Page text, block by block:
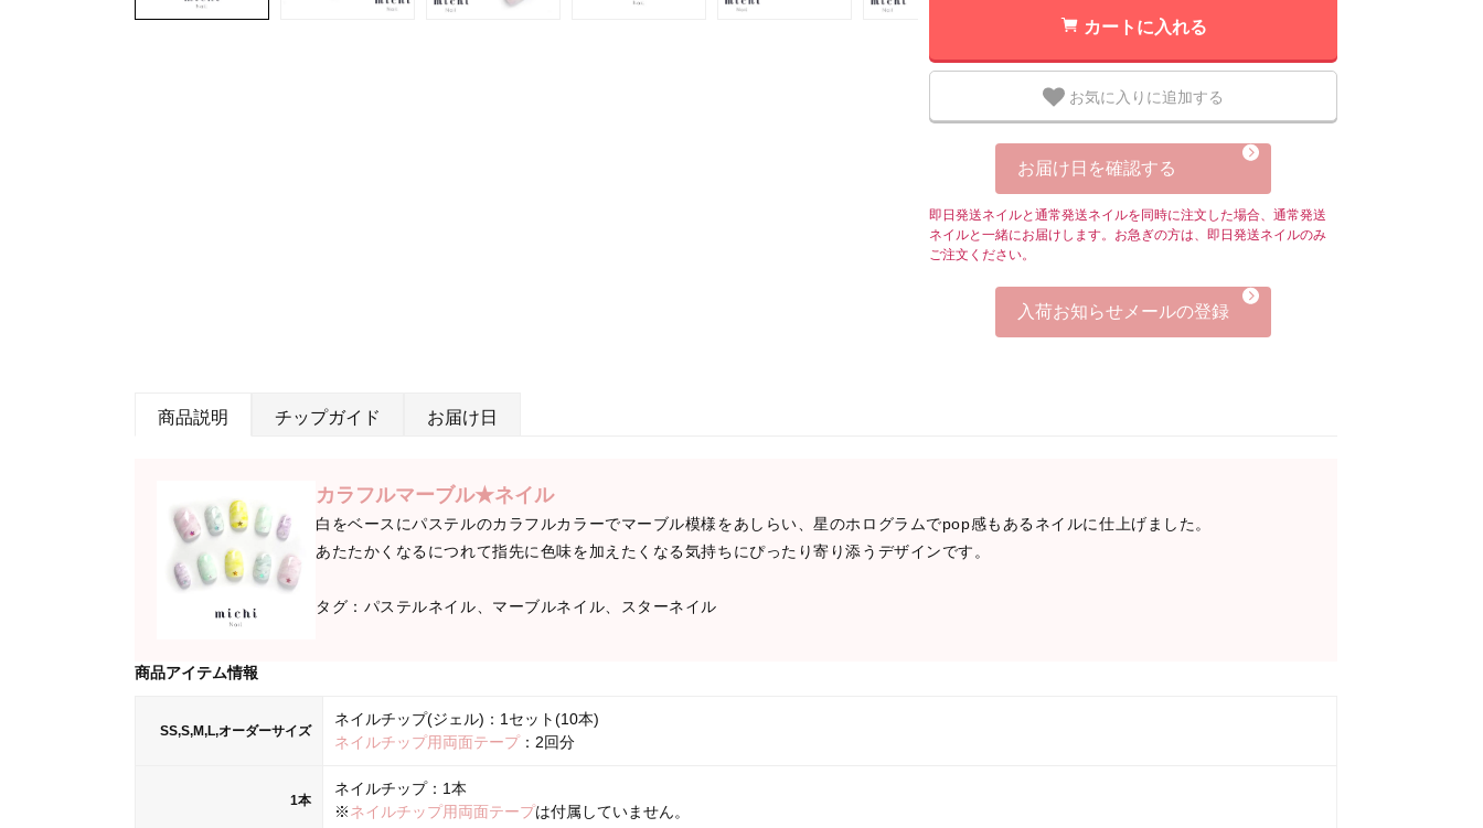
カートに入れる
お気に入りに追加する
お届け日を確認する
即日発送ネイルと通常発送ネイルを同時に注文した場合、通常発送
ネイルと一緒にお届けします。お急ぎの方は、即日発送ネイルのみ
ご注文ください。
入荷お知らせメールの登録
商品説明 チップガイド お届け日
カラフルマーブル★ネイル
白をベースにパステルのカラフルカラーでマーブル模様をあしらい、星のホログラムでpop感もあるネイルに仕上げました。
あたたかくなるにつれて指先に色味を加えたくなる気持ちにぴったり寄り添うデザインです。
タグ：パステルネイル、マーブルネイル、スターネイル
商品アイテム情報
SS,S,M,L,オーダーサイズ
ネイルチップ(ジェル)：1セット(10本)
ネイルチップ用両面テープ：2回分
1本
ネイルチップ：1本
※ネイルチップ用両面テープは付属していません。